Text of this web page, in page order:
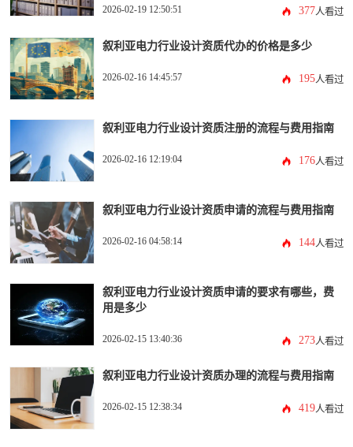
2026-02-19 12:50:51 377人看过
叙利亚电力行业设计资质代办的价格是多少
2026-02-16 14:45:57 195人看过
叙利亚电力行业设计资质注册的流程与费用指南
2026-02-16 12:19:04 176人看过
叙利亚电力行业设计资质申请的流程与费用指南
2026-02-16 04:58:14 144人看过
叙利亚电力行业设计资质申请的要求有哪些，费
用是多少
2026-02-15 13:40:36 273人看过
叙利亚电力行业设计资质办理的流程与费用指南
2026-02-15 12:38:34 419人看过